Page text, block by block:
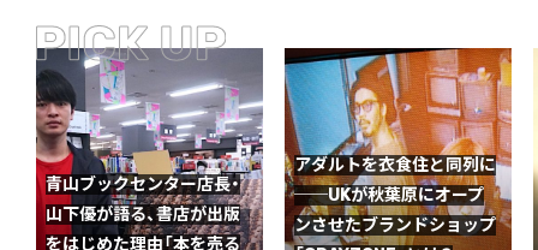
青山ブックセンター店長・
山下優が語る、書店が出版
をはじめた理由「本を売る
アダルトを衣食住と同列に
──UKが秋葉原にオープ
ンさせたブランドショップ